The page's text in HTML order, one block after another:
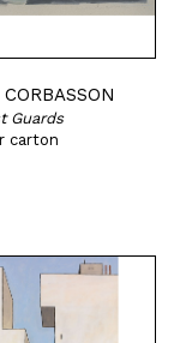
Guards
carton